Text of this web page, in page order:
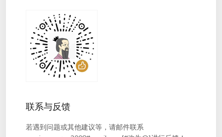
联系与反馈
若遇到问题或其他建议等，请邮件联系